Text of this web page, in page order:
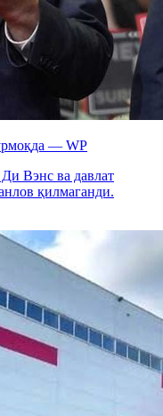
— WP
Вэнс ва давлат
қилмаганди.